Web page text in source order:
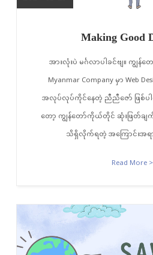
Making Good
အားလုံးပဲ မင်္ဂလာပါခင်ဗျ။ ကျွန်
Myanmar Company မှာ Web
အလုပ်လုပ်ကိုင်နေတဲ့ ညီညီဇော် ဖြစ်ပ
တော့ ကျွန်တော်ကိုယ်တိုင် ဆုံးဖြတ်ချ
သိရှိလိုက်ရတဲ့ အကြောင်းအရ
Read More